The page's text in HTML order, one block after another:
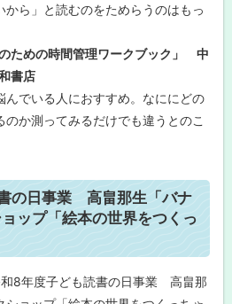
から」と読むのをためらうのはもっ
ための時間管理ワークブック」 中
書店
んでいる人におすすめ。なににどの
のか測ってみるだけでも違うとのこ
の日事業 高畠那生「バナ
ップ「絵本の世界をつくっ
8年度子ども読書の日事業 高畠那